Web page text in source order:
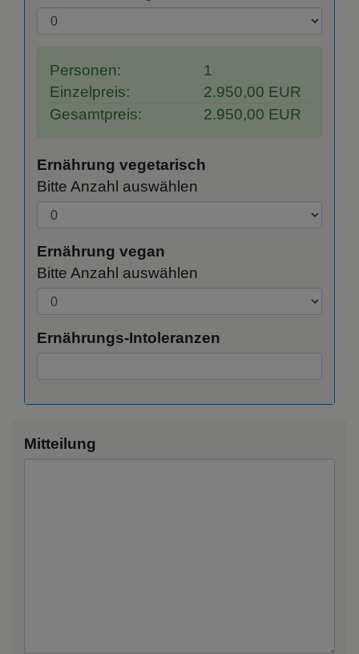
Personen:
1
Einzelpreis:
2.950,00 EUR
Gesamtpreis:
2.950,00 EUR
Ernährung vegetarisch
Bitte Anzahl auswählen
Ernährung vegan
Bitte Anzahl auswählen
Ernährungs-Intoleranzen
Mitteilung